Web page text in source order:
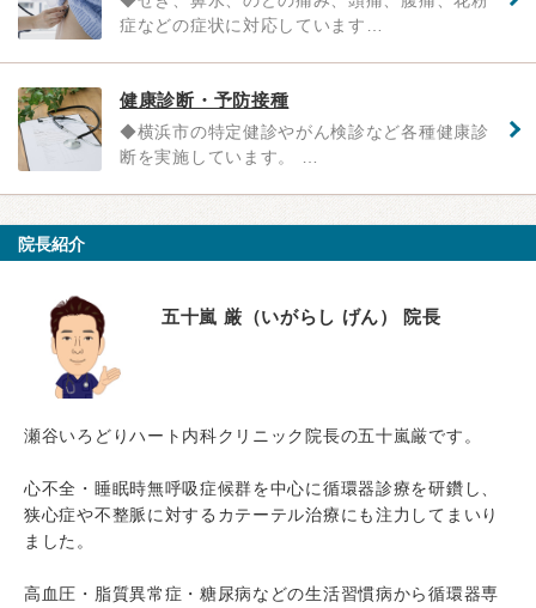
症などの症状に対応しています…
健康診断・予防接種
◆横浜市の特定健診やがん検診など各種健康診
断を実施しています。 …
院長紹介
五十嵐 厳（いがらし げん） 院長
瀬谷いろどりハート内科クリニック院長の五十嵐厳です。
心不全・睡眠時無呼吸症候群を中心に循環器診療を研鑽し、
狭心症や不整脈に対するカテーテル治療にも注力してまいり
ました。
高血圧・脂質異常症・糖尿病などの生活習慣病から循環器専